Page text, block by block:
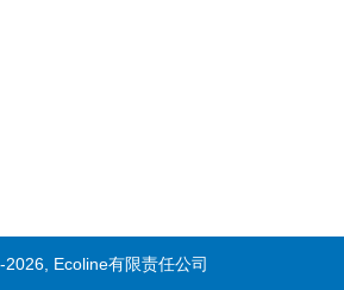
Ecoline有限责任公司